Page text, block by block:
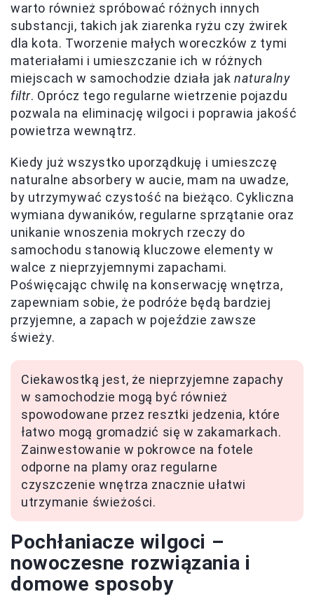
warto również spróbować różnych innych
substancji, takich jak ziarenka ryżu czy żwirek
dla kota. Tworzenie małych woreczków z tymi
materiałami i umieszczanie ich w różnych
miejscach w samochodzie działa jaknaturalny
filtr. Oprócz tego regularne wietrzenie pojazdu
pozwala na eliminację wilgoci i poprawia jakość
powietrza wewnątrz.
Kiedy już wszystko uporządkuję i umieszczę
naturalne absorbery w aucie, mam na uwadze,
by utrzymywać czystość na bieżąco. Cykliczna
wymiana dywaników, regularne sprzątanie oraz
unikanie wnoszenia mokrych rzeczy do
samochodu stanowią kluczowe elementy w
walce z nieprzyjemnymi zapachami.
Poświęcając chwilę na konserwację wnętrza,
zapewniam sobie, że podróże będą bardziej
przyjemne, a zapach w pojeździe zawsze
świeży.
Ciekawostką jest, że nieprzyjemne zapachy
w samochodzie mogą być również
spowodowane przez resztki jedzenia, które
łatwo mogą gromadzić się w zakamarkach.
Zainwestowanie w pokrowce na fotele
odporne na plamy oraz regularne
czyszczenie wnętrza znacznie ułatwi
utrzymanie świeżości.
Pochłaniacze wilgoci –
nowoczesne rozwiązania i
domowe sposoby